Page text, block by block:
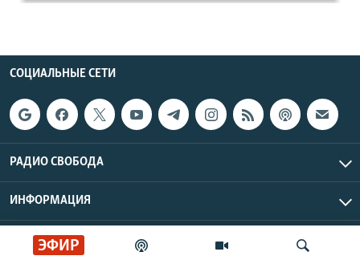
ЭФИР
СОЦИАЛЬНЫЕ СЕТИ
РАДИО СВОБОДА
ИНФОРМАЦИЯ
Радио Свобода © 2026 RFE/RL, Inc. | Все права защищены.